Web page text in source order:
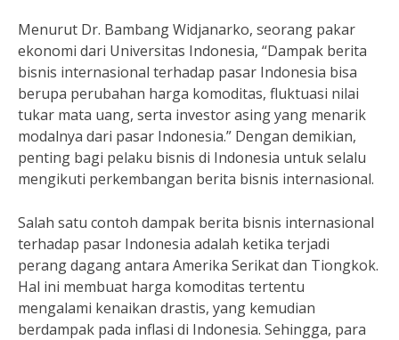
Menurut Dr. Bambang Widjanarko, seorang pakar
ekonomi dari Universitas Indonesia, “Dampak berita
bisnis internasional terhadap pasar Indonesia bisa
berupa perubahan harga komoditas, fluktuasi nilai
tukar mata uang, serta investor asing yang menarik
modalnya dari pasar Indonesia.” Dengan demikian,
penting bagi pelaku bisnis di Indonesia untuk selalu
mengikuti perkembangan berita bisnis internasional.
Salah satu contoh dampak berita bisnis internasional
terhadap pasar Indonesia adalah ketika terjadi
perang dagang antara Amerika Serikat dan Tiongkok.
Hal ini membuat harga komoditas tertentu
mengalami kenaikan drastis, yang kemudian
berdampak pada inflasi di Indonesia. Sehingga, para